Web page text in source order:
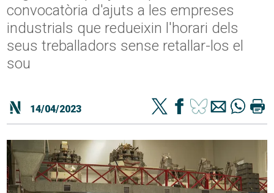
convocatòria d'ajuts a les empreses
industrials que redueixin l'horari dels
seus treballadors sense retallar-los el
sou
14/04/2023